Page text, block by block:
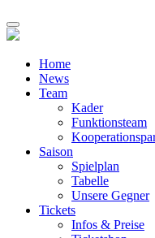
Home
News
Team
Kader
Funktionsteam
Saison
Spielplan
Tabelle
Unsere Gegner
Tickets
Infos & Preise